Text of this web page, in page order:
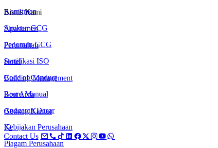
Komitmen
Struktur GCG
Pedoman GCG
Sertifikasi ISO
Code of Conduct
Board Manual
Anggaran Dasar
Kebijakan Perusahaan
Piagam Perusahaan
Bisnis Kami
Apartemen
Perumahan
Hotel
Building Management
Rest Area
Gedung Kantor
Contact Us